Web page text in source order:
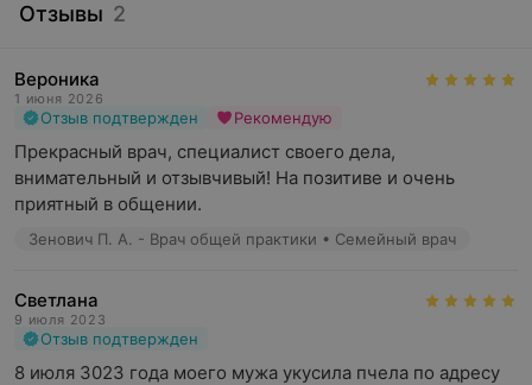
Отзывы 2
Вероника
1 июня 2026
Отзыв подтвержден Рекомендую
Прекрасный врач, специалист своего дела,
внимательный и отзывчивый! На позитиве и очень
приятный в общении.
Зенович П. А. - Врач общей практики • Семейный врач
Светлана
9 июля 2023
Отзыв подтвержден
8 июля 3023 года моего мужа укусила пчела по адресу